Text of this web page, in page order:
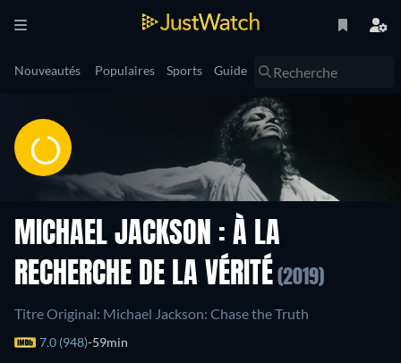
Nouveautés Populaires Sports Guide
MICHAEL JACKSON : À LA
RECHERCHE DE LA VÉRITÉ (2019)
Titre Original: Michael Jackson: Chase the Truth
7.0 (948) 59min